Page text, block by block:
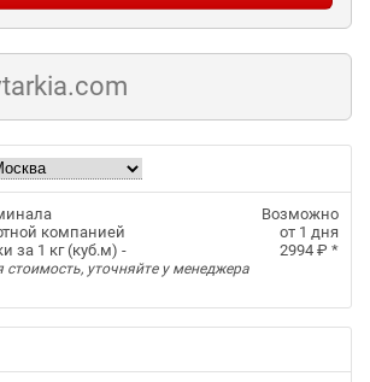
Возможно
компанией
от 1 дня
за 1 кг (куб.м) -
2994 ₽ *
стоимость, уточняйте у менеджера